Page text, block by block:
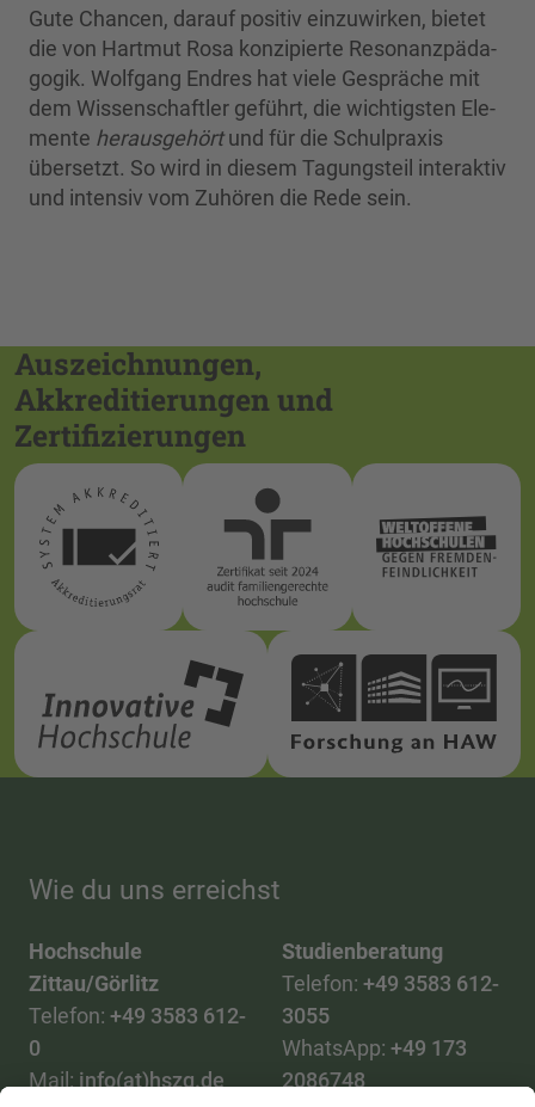
Gute Chancen, darauf positiv einzuwirken, bietet
die von Hartmut Rosa konzi­pierte Resonanzpäda­
gogik. Wolfgang Endres hat viele Gespräche mit
dem Wis­senschaftler geführt, die wichtigsten Ele­
mente her­ausgehörtund für die Schulpraxis
übersetzt. So wird in diesem Tagungsteil interaktiv
und intensiv vom Zuhö­ren die Rede sein.
Auszeichnungen,
Akkreditierungen und
Zertifizierungen
Wie du uns erreichst
Hochschule
Zittau/Görlitz
Telefon: +49 3583 612-
0
Mail: info(at)hszg.de
Studienberatung
Telefon: +49 3583 612-
3055
WhatsApp: +49 173
2086748